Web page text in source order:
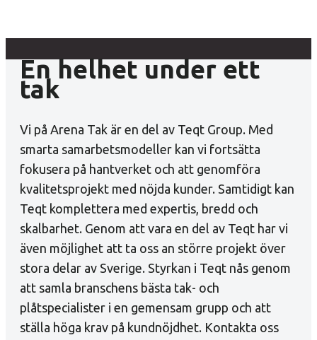
En helhet under ett
tak
Vi på Arena Tak är en del av Teqt Group. Med
smarta samarbetsmodeller kan vi fortsätta
fokusera på hantverket och att genomföra
kvalitetsprojekt med nöjda kunder. Samtidigt kan
Teqt komplettera med expertis, bredd och
skalbarhet. Genom att vara en del av Teqt har vi
även möjlighet att ta oss an större projekt över
stora delar av Sverige. Styrkan i Teqt nås genom
att samla branschens bästa tak- och
plåtspecialister i en gemensam grupp och att
ställa höga krav på kundnöjdhet. Kontakta oss